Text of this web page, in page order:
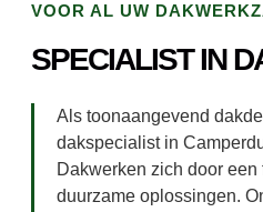
VOOR AL UW
SPECIALIST IN
Als toonaangevend
dakspecialist in
Dakwerken zich door
duurzame oplossingen.